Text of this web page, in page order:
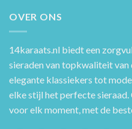
OVER ONS
14karaats.nl biedt een
sieraden van topkwaliteit van
elegante klassiekers tot
elke stijl het perfecte
voor elk moment, met de